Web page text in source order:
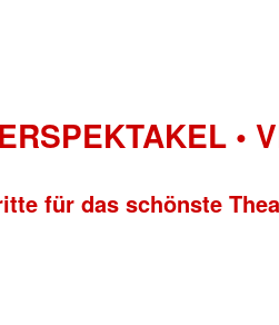
•
für das schönste